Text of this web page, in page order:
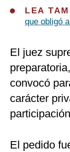
LEA
que obligó
El juez
preparatoria,
convocó
carácter
El pedido